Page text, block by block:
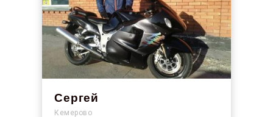
Сергей
Кемерово